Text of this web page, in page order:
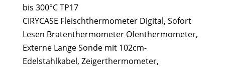
bis 300°C TP17
CIRYCASE Fleischthermometer Digital, Sofort
Lesen Bratenthermometer Ofenthermometer,
Externe Lange Sonde mit 102cm-
Edelstahlkabel, Zeigerthermometer,